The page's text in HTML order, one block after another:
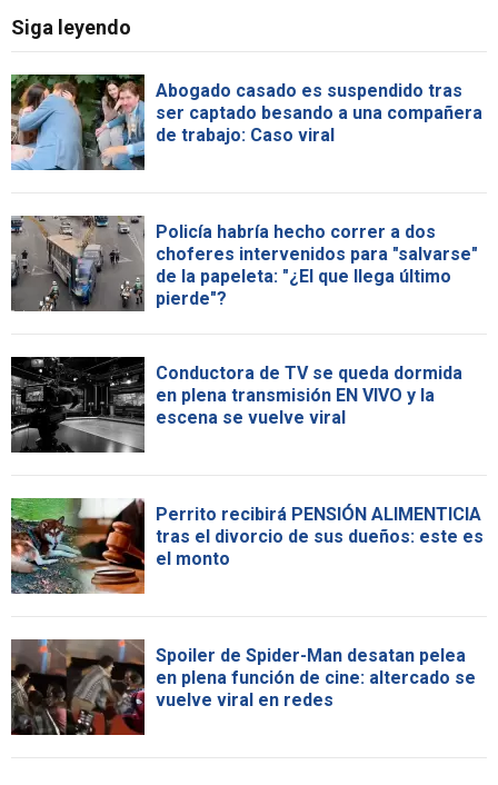
Siga leyendo
Abogado casado es suspendido tras
ser captado besando a una compañera
de trabajo: Caso viral
Policía habría hecho correr a dos
choferes intervenidos para "salvarse"
de la papeleta: "¿El que llega último
pierde"?
Conductora de TV se queda dormida
en plena transmisión EN VIVO y la
escena se vuelve viral
Perrito recibirá PENSIÓN ALIMENTICIA
tras el divorcio de sus dueños: este es
el monto
Spoiler de Spider-Man desatan pelea
en plena función de cine: altercado se
vuelve viral en redes